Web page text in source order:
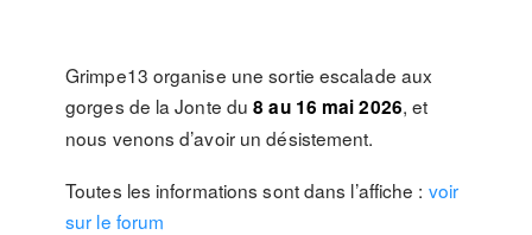
Grimpe13 organise une sortie escalade aux
gorges de la Jonte du8 au 16 mai 2026, et
nous venons d’avoir un désistement.
Toutes les informations sont dans l’affiche : voir
sur le forum